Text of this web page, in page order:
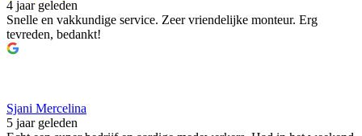
4 jaar geleden
Snelle en vakkundige service. Zeer vriendelijke monteur. Erg
tevreden, bedankt!
Sjani Mercelina
5 jaar geleden